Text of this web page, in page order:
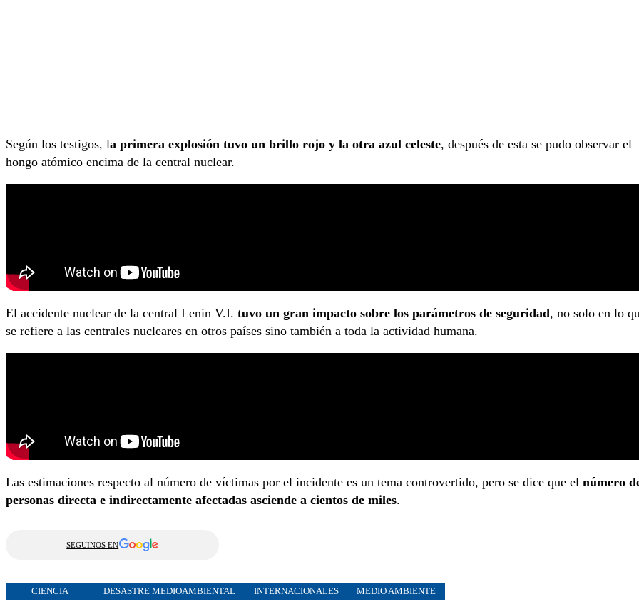
Según los testigos, la primera explosión tuvo un brillo rojo y la otra azul celeste, después de esta se pudo observar el
hongo atómico encima de la central nuclear.
El accidente nuclear de la central Lenin V.I. tuvo un gran impacto sobre los parámetros de seguridad, no solo en lo
se refiere a las centrales nucleares en otros países sino también a toda la actividad humana.
Las estimaciones respecto al número de víctimas por el incidente es un tema controvertido, pero se dice que el número
personas directa e indirectamente afectadas asciende a cientos de miles.
SEGUINOS EN
CIENCIA DESASTRE MEDIOAMBIENTAL INTERNACIONALES MEDIO AMBIENTE